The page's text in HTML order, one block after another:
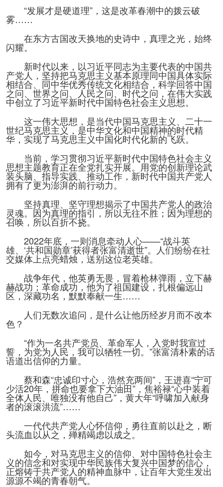
“发展才是硬道理”，这是改革春潮中的拨云破
雾……
在东方古国改天换地的史诗中，真理之光，始终
闪耀。
新时代以来，以习近平同志为主要代表的中国共
产党人，坚持把马克思主义基本原理同中国具体实际
相结合、同中华优秀传统文化相结合，科学回答中国
之问、世界之问、人民之问、时代之问，在伟大实践
中创立了习近平新时代中国特色社会主义思想。
这一伟大思想，是当代中国马克思主义、二十一
世纪马克思主义，是中华文化和中国精神的时代精
华，实现了马克思主义中国化时代化新的飞跃。
当前，学习贯彻习近平新时代中国特色社会主义
思想主题教育正在全党扎实开展。用党的创新理论武
装头脑、指导实践、推动工作，新时代中国共产党人
拥有了更为澎湃的前行动力。
坚持真理、坚守理想揭示了中国共产党人的政治
灵魂。因为真理的指引，所以无往不胜；因为理想的
召唤，所以百折不挠。
2022年底，一则消息牵动人心——“战斗英
雄、‘共和国勋章’获得者张富清逝世”。人们纷纷在社
交媒体上点亮蜡烛，送别这位老英雄。
战争年代，他英勇无畏，冒着枪林弹雨，立下赫
赫战功；革命成功，他为了祖国建设，扎根偏远山
区，深藏功名，默默奉献一生……
人们无数次追问，是什么让他历经岁月而不改本
色？
“作为一名共产党员、革命军人，入党时我宣过
誓，为党为人民，我可以牺牲一切。”张富清朴素的话
语道出信仰的力量。
蔡和森“忠诚印寸心，浩然充两间”，王进喜“宁可
少活20年，拼命也要拿下大油田”，焦裕禄“心中装着
全体人民、唯独没有他自己”，黄大年“呼啸加入献身
者的滚滚洪流”……
一代代共产党人心怀信仰，勇往直前以赴之，断
头流血以从之，殚精竭虑以成之。
如今，对马克思主义的信仰、对中国特色社会主
义的信念和对实现中华民族伟大复兴中国梦的信心，
正熔铸于共产党人的精神血脉中，让百年大党生发出
源源不竭的青春朝气。